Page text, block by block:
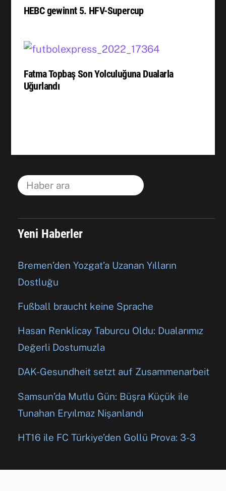
HEBC gewinnt 5. HFV-Supercup
Fatma Topbaş Son Yolculuğuna Dualarla
Uğurlandı
Yeni Haberler
Bremen’den Yozgat’a Uzanan Yılların
Dostluğu
Fußball braucht keine Sprache
Hasan Renklicay Taburcu Oldu: Dualarımız
Değerli Dostumuzla
DAK-Gesundheit setzt auf Zusammenarbeit
Samsun’da Mutlu Gün: Büşra Küçük ile
Tunahan Eryılmaz Nişanlandı
HT16 ile FC Türkiye’den Gollü Prova: 3-3